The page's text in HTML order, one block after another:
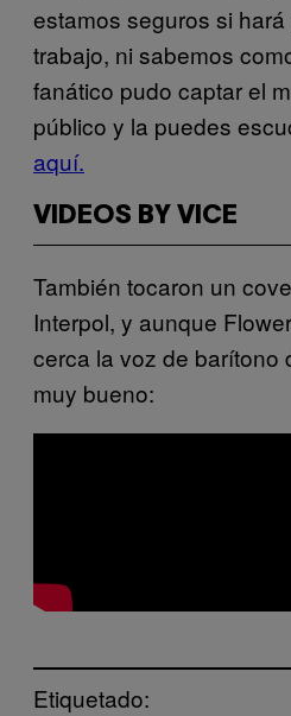
estamos seguros si
trabajo, ni sabemos
fanático pudo captar el
público y la puedes
aquí.
VIDEOS BY VICE
También tocaron un
Interpol, y aunque
cerca la voz de barítono
muy bueno:
Etiquetado: